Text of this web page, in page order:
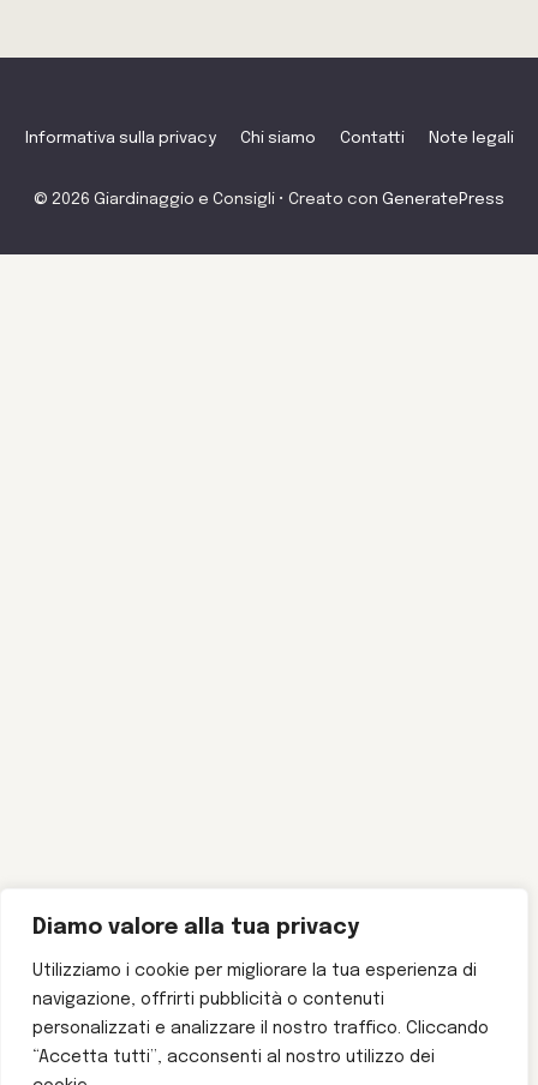
Diamo valore alla tua privacy
Utilizziamo i cookie per migliorare la tua esperienza di
navigazione, offrirti pubblicità o contenuti
personalizzati e analizzare il nostro traffico. Cliccando
“Accetta tutti”, acconsenti al nostro utilizzo dei
Informativa sulla privacy Chi siamo Contatti Note legali
© 2026 Giardinaggio e Consigli • Creato con GeneratePress